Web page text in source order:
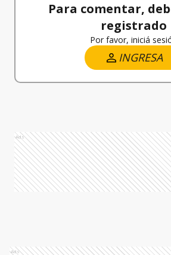
Para comentar,
registrado
Por favor, iniciá
INGRESA
Ads
Ads